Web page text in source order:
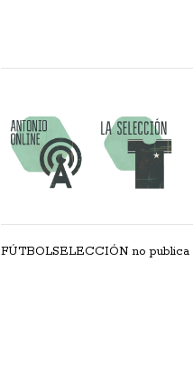
FÚTBOLSELECCIÓN no publica